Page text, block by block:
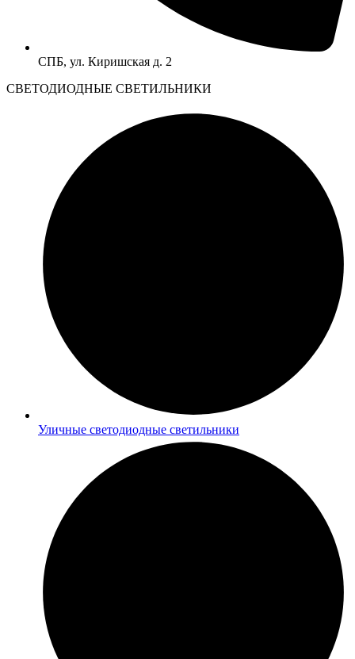
СПБ, ул. Киришская д. 2
CВЕТОДИОДНЫЕ СВЕТИЛЬНИКИ
Уличные светодиодные светильники